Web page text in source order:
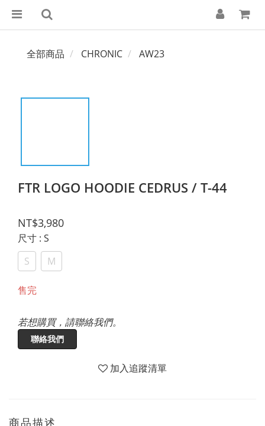
全部商品 CHRONIC AW23
FTR LOGO HOODIE CEDRUS / T-44
NT$3,980
尺寸 : S
S
M
售完
若想購買，請聯絡我們。
聯絡我們
加入追蹤清單
商品描述